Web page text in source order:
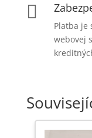

Platba je
webovej